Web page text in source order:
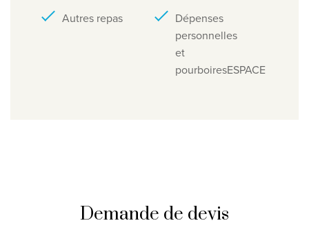
Autres repas
Dépenses
personnelles
et
pourboiresESPACE
Demande de devis